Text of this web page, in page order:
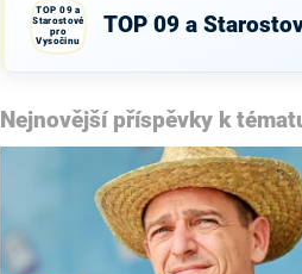
TOP 09 a
Starostové
pro
Vysočinu
TOP 09 a
Nejnovější příspěvky k